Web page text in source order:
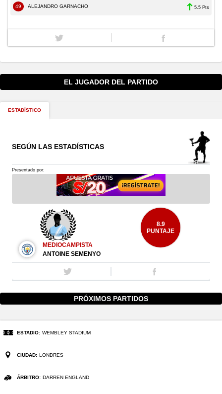
49 ALEJANDRO GARNACHO 5.5 Pts
EL JUGADOR DEL PARTIDO
ESTADÍSTICO
SEGÚN LAS ESTADÍSTICAS
Presentado por:
MEDIOCAMPISTA
ANTOINE SEMENYO
8.9
PUNTAJE
PRÓXIMOS PARTIDOS
ESTADIO: WEMBLEY STADIUM
CIUDAD: LONDRES
ÁRBITRO: DARREN ENGLAND